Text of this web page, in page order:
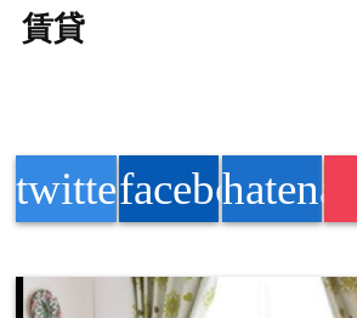
賃貸
twitterfacebook